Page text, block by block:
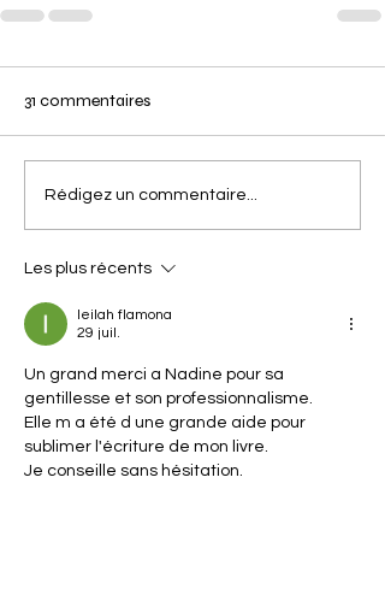
31 commentaires
Rédigez un commentaire...
Les plus récents
leilah flamona
29 juil.
Un grand merci a Nadine pour sa
gentillesse et son professionnalisme.
Elle m a été d une grande aide pour
sublimer l'écriture de mon livre.
Je conseille sans hésitation.